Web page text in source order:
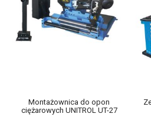
Montażownica do opon
ciężarowych UNITROL UT-27